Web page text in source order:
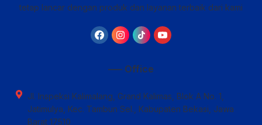
tetap lancar dengan produk dan layanan terbaik dari kami
—– Office
Jl. Inspeksi Kalimalang, Grand Kalimas, Blok A No. 1,
Jatimulya, Kec. Tambun Sel., Kabupaten Bekasi, Jawa
Barat 17510